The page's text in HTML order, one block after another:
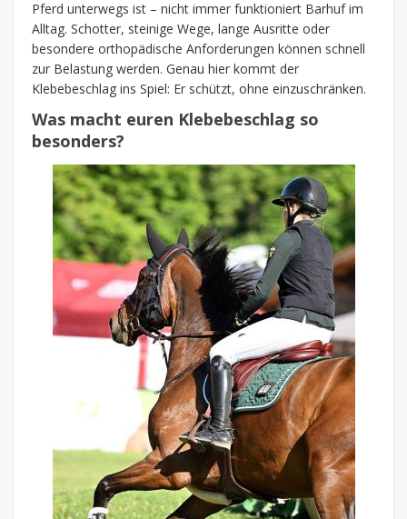
Pferd unterwegs ist – nicht immer funktioniert Barhuf im
Alltag. Schotter, steinige Wege, lange Ausritte oder
besondere orthopädische Anforderungen können schnell
zur Belastung werden. Genau hier kommt der
Klebebeschlag ins Spiel: Er schützt, ohne einzuschränken.
Was macht euren Klebebeschlag so
besonders?